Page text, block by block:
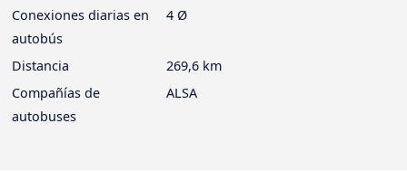
Conexiones diarias en
autobús
4 Ø
Distancia
269,6 km
Compañías de
autobuses
ALSA